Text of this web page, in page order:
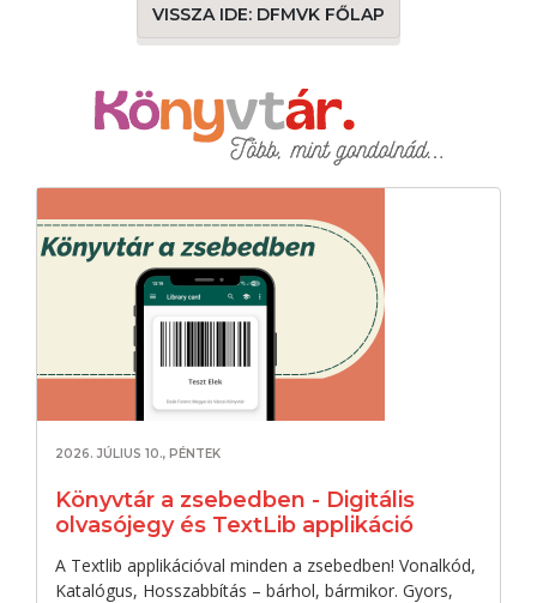
VISSZA IDE: DFMVK FŐLAP
2026. JÚLIUS 10., PÉNTEK
Könyvtár a zsebedben - Digitális
olvasójegy és TextLib applikáció
A Textlib applikációval minden a zsebedben! Vonalkód,
Katalógus, Hosszabbítás – bárhol, bármikor. Gyors,